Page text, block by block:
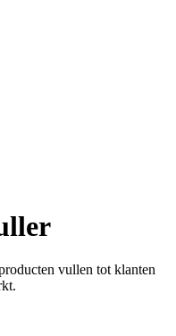
vullen tot klanten